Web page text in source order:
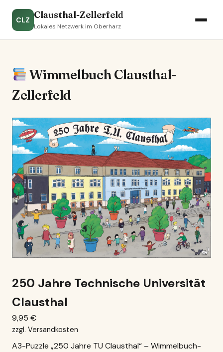
CLZ Clausthal-Zellerfeld
Lokales Netzwerk im Oberharz
Wimmelbuch Clausthal-
Zellerfeld
250 Jahre Technische Universität
Clausthal
9,95 €
zzgl. Versandkosten
A3-Puzzle „250 Jahre TU Clausthal“ – Wimmelbuch-